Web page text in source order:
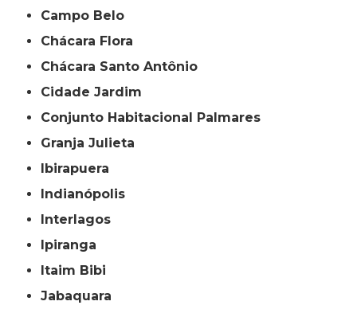
Campo Belo
Chácara Flora
Chácara Santo Antônio
Cidade Jardim
Conjunto Habitacional Palmares
Granja Julieta
Ibirapuera
Indianópolis
Interlagos
Ipiranga
Itaim Bibi
Jabaquara